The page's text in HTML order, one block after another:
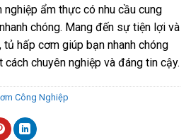
nghiệp ẩm thực có nhu cầu cung
chóng. Mang đến sự tiện lợi và
tủ hấp cơm giúp bạn nhanh chóng
chuyên nghiệp và đáng tin cậy.
Công Nghiệp